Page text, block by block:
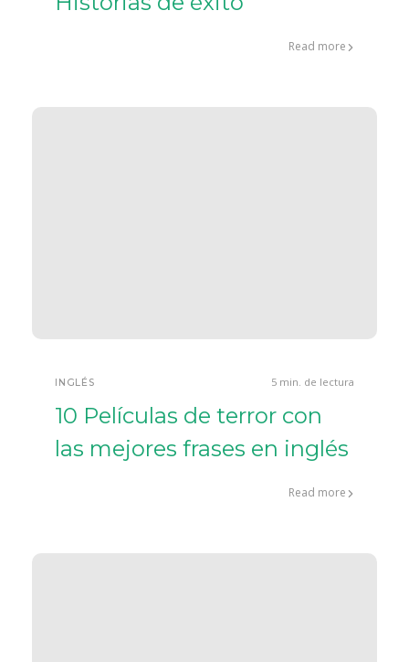
Read more
INGLÉS 5 min. de lectura
10 Películas de terror con
las mejores frases en inglés
Read more